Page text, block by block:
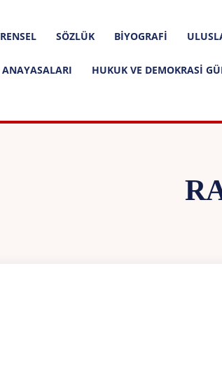
SÖZLÜK BIYOGRAFI
HUKUK VE DEMOKRASI